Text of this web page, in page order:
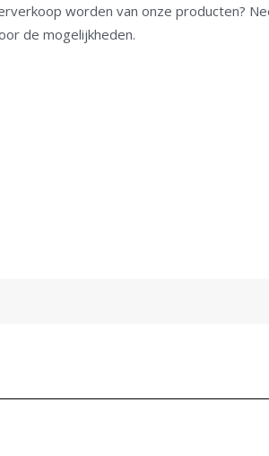
worden van onze producten?
de mogelijkheden.